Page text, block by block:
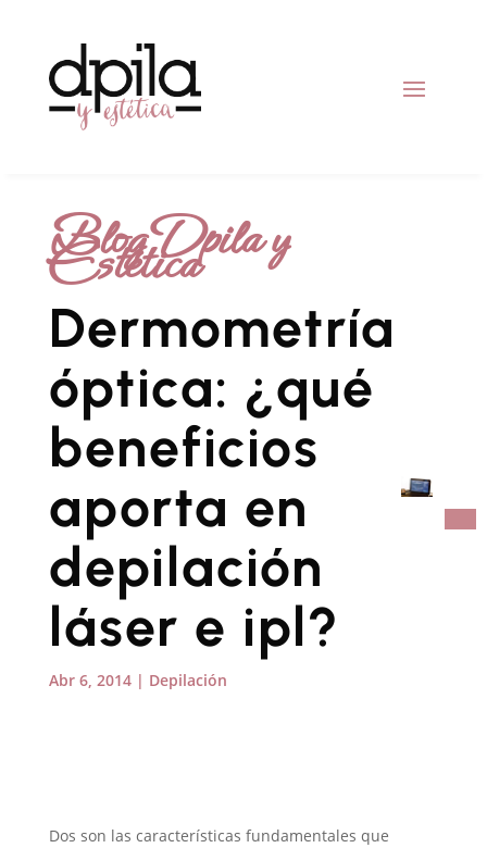
Blog Dpila y
Estética
Dermometría
óptica: ¿qué
beneficios
aporta en
depilación
láser e ipl?
Abr 6, 2014| Depilación
Dos son las características fundamentales que